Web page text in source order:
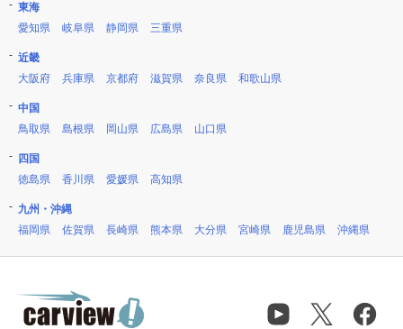
東海
愛知県
岐阜県 静岡県 三重県
近畿
大阪府
兵庫県 京都府 滋賀県 奈良県 和歌山県
中国
鳥取県
島根県 岡山県 広島県 山口県
四国
徳島県
香川県 愛媛県 高知県
九州・沖縄
福岡県
佐賀県 長崎県 熊本県 大分県 宮崎県 鹿児島県 沖縄県